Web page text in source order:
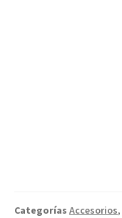
Categorías Accesorios,